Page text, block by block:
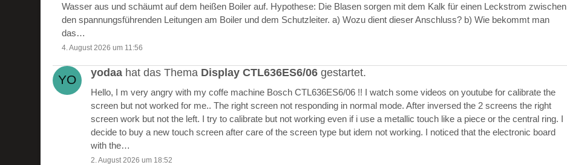
Wasser aus und schäumt auf dem heißen Boiler auf. Hypothese: Die Blasen sorgen mit dem Kalk für einen Leckstrom zwischen
den spannungsführenden Leitungen am Boiler und dem Schutzleiter. a) Wozu dient dieser Anschluss? b) Wie bekommt man
das…
4. August 2026 um 11:56
yodaa hat das Thema Display CTL636ES6/06 gestartet.
Hello, I m very angry with my coffe machine Bosch CTL636ES6/06 !! I watch some videos on youtube for calibrate the
screen but not worked for me.. The right screen not responding in normal mode. After inversed the 2 screens the right
screen work but not the left. I try to calibrate but not working even if i use a metallic touch like a piece or the central ring. I
decide to buy a new touch screen after care of the screen type but idem not working. I noticed that the electronic board
with the…
2. August 2026 um 18:52